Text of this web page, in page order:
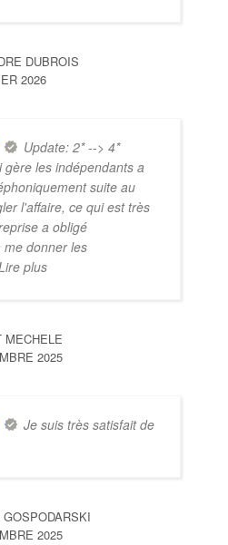
DUBROIS
2026
Update: 2* --> 4*
gère les indépendants a
suite au
l'affaire, ce qui est très
a obligé
donner les
plus
MECHELE
2025
Je suis très satisfait de
2025